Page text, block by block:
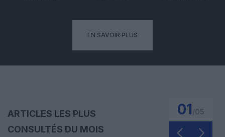
EN SAVOIR PLUS
ARTICLES LES PLUS
CONSULTÉS DU MOIS
01